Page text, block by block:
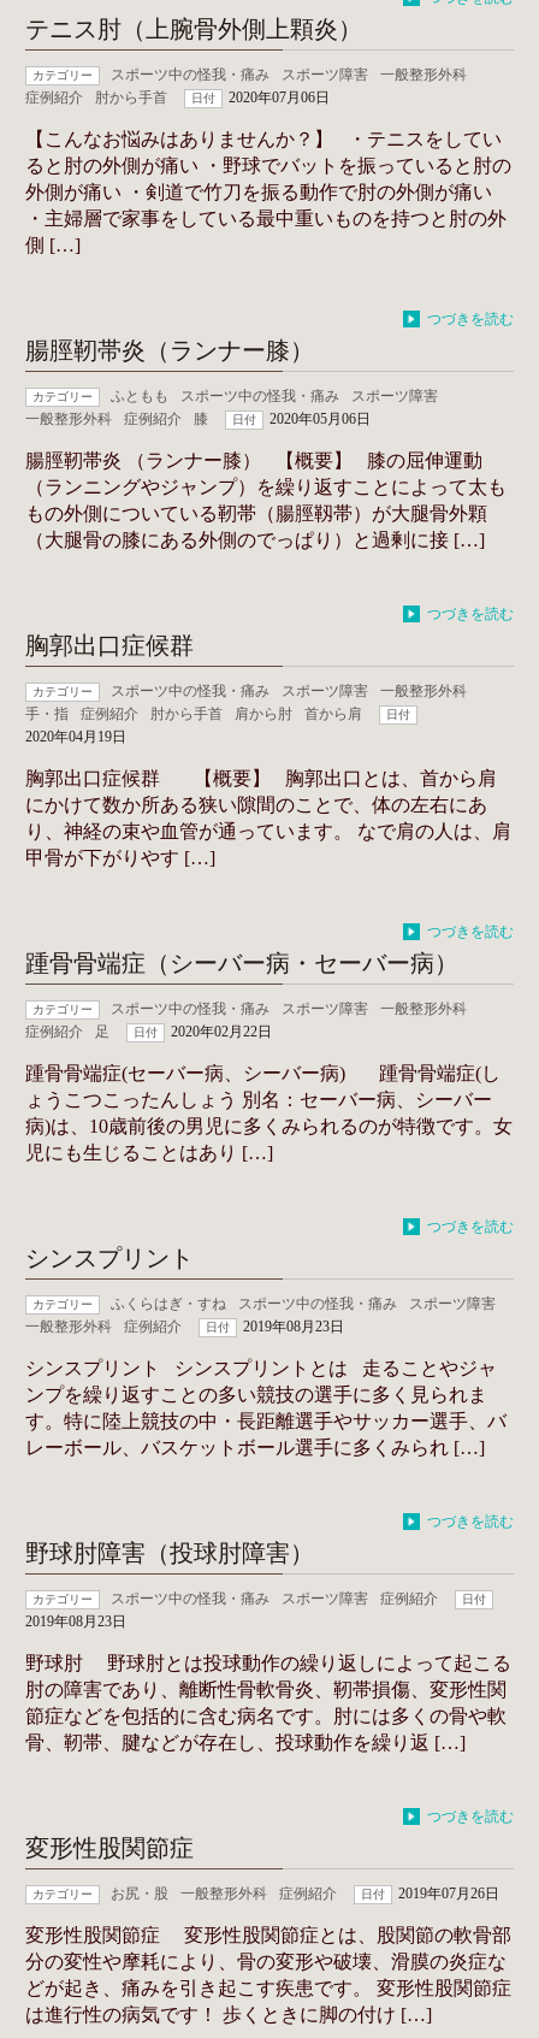
テニス肘（上腕骨外側上顆炎）
カテゴリー スポーツ中の怪我・痛み スポーツ障害
一般整形外科
症例紹介
肘から手首 日付 2020年07月06日
【こんなお悩みはありませんか？】 ・テニスをしてい
ると肘の外側が痛い ・野球でバットを振っていると肘の
外側が痛い ・剣道で竹刀を振る動作で肘の外側が痛い
・主婦層で家事をしている最中重いものを持つと肘の外
側 […]
つづきを読む
腸脛靭帯炎（ランナー膝）
カテゴリー ふともも スポーツ中の怪我・痛み
スポーツ障害
一般整形外科
症例紹介 膝 日付 2020年05月06日
腸脛靭帯炎 （ランナー膝） 【概要】 膝の屈伸運動
（ランニングやジャンプ）を繰り返すことによって太も
もの外側についている靭帯（腸脛靱帯）が大腿骨外顆
（大腿骨の膝にある外側のでっぱり）と過剰に接 […]
つづきを読む
胸郭出口症候群
カテゴリー スポーツ中の怪我・痛み スポーツ障害
一般整形外科
手・指
症例紹介 肘から手首 肩から肘 首から肩 日付
2020年04月19日
胸郭出口症候群 【概要】 胸郭出口とは、首から肩
にかけて数か所ある狭い隙間のことで、体の左右にあ
り、神経の束や血管が通っています。 なで肩の人は、肩
甲骨が下がりやす […]
つづきを読む
踵骨骨端症（シーバー病・セーバー病）
カテゴリー スポーツ中の怪我・痛み スポーツ障害
一般整形外科
症例紹介
足 日付 2020年02月22日
踵骨骨端症(セーバー病、シーバー病) 踵骨骨端症(し
ょうこつこったんしょう 別名：セーバー病、シーバー
病)は、10歳前後の男児に多くみられるのが特徴です。女
児にも生じることはあり […]
つづきを読む
シンスプリント
カテゴリー ふくらはぎ・すね スポーツ中の怪我・痛み
スポーツ障害
一般整形外科
症例紹介 日付 2019年08月23日
シンスプリント シンスプリントとは 走ることやジャ
ンプを繰り返すことの多い競技の選手に多く見られま
す。特に陸上競技の中・長距離選手やサッカー選手、バ
レーボール、バスケットボール選手に多くみられ […]
つづきを読む
野球肘障害（投球肘障害）
カテゴリー スポーツ中の怪我・痛み スポーツ障害 症例紹介 日付
2019年08月23日
野球肘 野球肘とは投球動作の繰り返しによって起こる
肘の障害であり、離断性骨軟骨炎、靭帯損傷、変形性関
節症などを包括的に含む病名です。肘には多くの骨や軟
骨、靭帯、腱などが存在し、投球動作を繰り返 […]
つづきを読む
変形性股関節症
カテゴリー お尻・股 一般整形外科 症例紹介 日付 2019年07月26日
変形性股関節症 変形性股関節症とは、股関節の軟骨部
分の変性や摩耗により、骨の変形や破壊、滑膜の炎症な
どが起き、痛みを引き起こす疾患です。 変形性股関節症
は進行性の病気です！ 歩くときに脚の付け […]